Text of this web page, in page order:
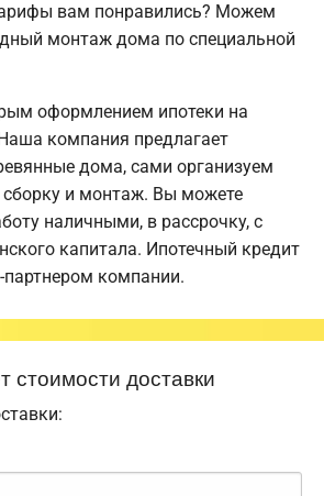
вам понравились? Можем
монтаж дома по специальной
оформлением ипотеки на
компания предлагает
дома, сами организуем
сборку и монтаж. Вы можете
наличными, в рассрочку, с
капитала. Ипотечный кредит
компании.
стоимости доставки